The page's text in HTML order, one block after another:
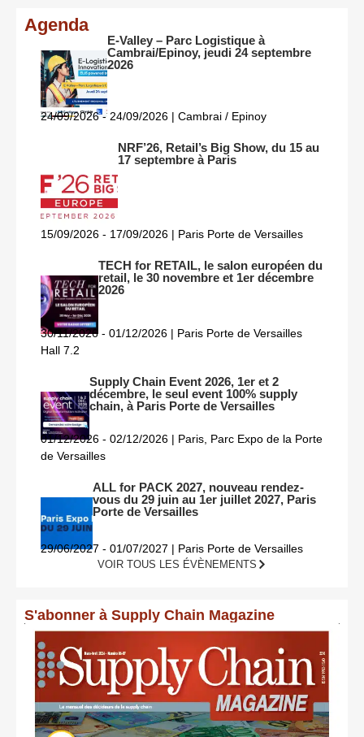
Agenda
E-Valley – Parc Logistique à
Cambrai/Epinoy, jeudi 24 septembre
2026
24/09/2026 - 24/09/2026 | Cambrai / Epinoy
NRF’26, Retail’s Big Show, du 15 au
17 septembre à Paris
15/09/2026 - 17/09/2026 | Paris Porte de Versailles
TECH for RETAIL, le salon européen du
retail, le 30 novembre et 1er décembre
2026
30/11/2026 - 01/12/2026 | Paris Porte de Versailles
Hall 7.2
Supply Chain Event 2026, 1er et 2
décembre, le seul event 100% supply
chain, à Paris Porte de Versailles
01/12/2026 - 02/12/2026 | Paris, Parc Expo de la Porte
de Versailles
ALL for PACK 2027, nouveau rendez-
vous du 29 juin au 1er juillet 2027, Paris
Porte de Versailles
29/06/2027 - 01/07/2027 | Paris Porte de Versailles
VOIR TOUS LES ÉVÈNEMENTS
S'abonner à Supply Chain Magazine